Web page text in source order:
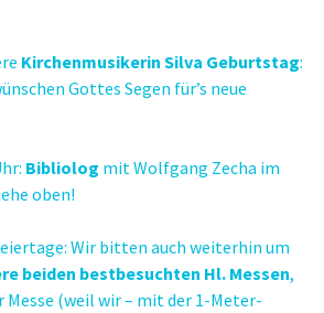
Kirchenmusikerin Silva Geburtstag:
Gottes Segen für’s neue
Bibliolog mit Wolfgang Zecha im
oben!
Wir bitten auch weiterhin um
beiden bestbesuchten Hl. Messen,
Messe (weil wir – mit der 1-Meter-